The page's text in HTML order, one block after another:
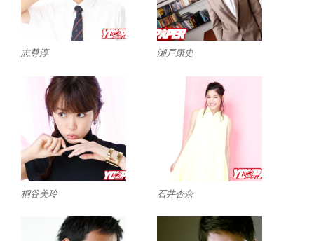
志尊淳 瀬戸康史
桐谷美玲 石井杏奈